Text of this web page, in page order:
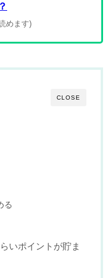
めます)
CLOSE
る
いポイントが貯ま